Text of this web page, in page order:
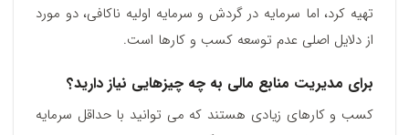
تهیه کرد، اما سرمایه در گردش و سرمایه اولیه ناکافی، دو مورد
از دلایل اصلی عدم توسعه کسب و کارها است.
برای مدیریت منابع مالی به چه چیزهایی نیاز دارید؟
کسب و کارهای زیادی هستند که می توانید با حداقل سرمایه